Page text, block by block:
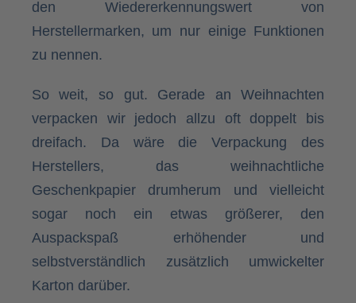
den Wiedererkennungswert von
Herstellermarken, um nur einige Funktionen
zu nennen.
So weit, so gut. Gerade an Weihnachten
verpacken wir jedoch allzu oft doppelt bis
dreifach. Da wäre die Verpackung des
Herstellers, das weihnachtliche
Geschenkpapier drumherum und vielleicht
sogar noch ein etwas größerer, den
Auspackspaß erhöhender und
selbstverständlich zusätzlich umwickelter
Karton darüber.